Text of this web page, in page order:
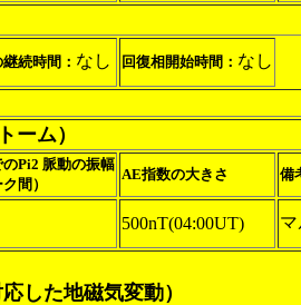
続時間： なし 回復相開始時間： なし
ーム）
Pi2 脈動の振幅
ク間）
AE指数の大きさ 備
500nT(04:00UT)
した地磁気変動）